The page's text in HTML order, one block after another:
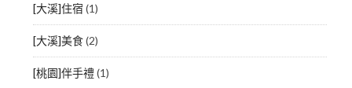
[大溪]住宿 (1)
[大溪]美食(2)
[桃園]伴手禮(1)